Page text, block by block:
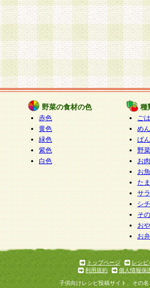
野菜の食材の色
赤色
黄色
緑色
紫色
白色
種
ご
めん
ぱん
野
お
お
た
サ
シ
そ
お
お
トップページ
レシピ
利用規約
個人情報保
子供向けレシピ投稿サイト、その